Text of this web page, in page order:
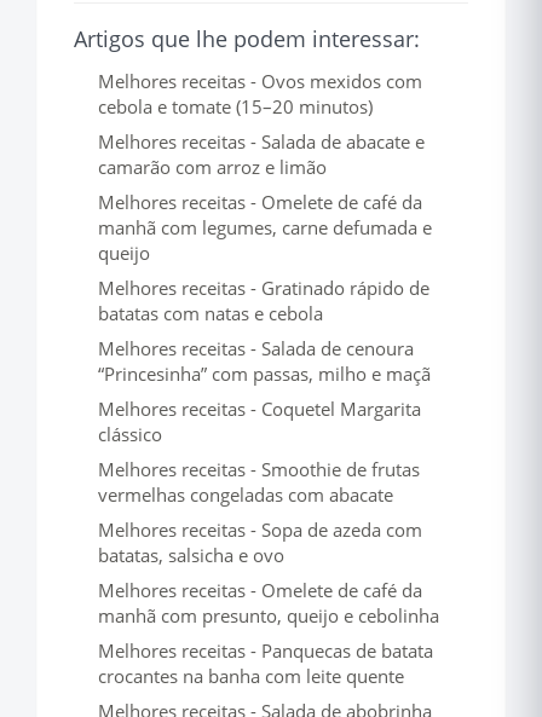
Artigos que lhe podem interessar:
Melhores receitas - Ovos mexidos com
cebola e tomate (15–20 minutos)
Melhores receitas - Salada de abacate e
camarão com arroz e limão
Melhores receitas - Omelete de café da
manhã com legumes, carne defumada e
queijo
Melhores receitas - Gratinado rápido de
batatas com natas e cebola
Melhores receitas - Salada de cenoura
“Princesinha” com passas, milho e maçã
Melhores receitas - Coquetel Margarita
clássico
Melhores receitas - Smoothie de frutas
vermelhas congeladas com abacate
Melhores receitas - Sopa de azeda com
batatas, salsicha e ovo
Melhores receitas - Omelete de café da
manhã com presunto, queijo e cebolinha
Melhores receitas - Panquecas de batata
crocantes na banha com leite quente
Melhores receitas - Salada de abobrinha